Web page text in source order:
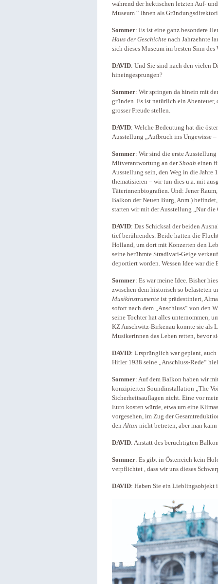
während der hektischen letzten Auf-
Museum “ Ihnen als
Sommer: Es ist eine ganz besondere
Haus der Geschichte nach Jahrzehnte
sich dieses Museum im besten Sinn
DAVID: Und Sie sind nach den vielen
hineingesprungen?
Sommer: Wir springen da hinein mit
gründen. Es ist natürlich ein
grosser Freude stellen.
DAVID: Welche Bedeutung hat die
Ausstellung „Aufbruch ins Ungewisse –
Sommer: Wir sind die erste
Mitverantwortung an derShoah einen
Ausstellung sein, den Weg in die Jahre
thematisieren – wir tun dies u.a. mit
Täterinnenbiografien. Und: Jener
Balkon der Neuen Burg, Anm.)
starten wir mit der Ausstellung „Nur
DAVID: Das Schicksal der beiden
tief berührendes. Beide hatten die
Holland, um dort mit Konzerten den
seine berühmte Stradivari-Geige
deportiert worden. Wessen Idee war die
Sommer: Es war meine Idee. Bisher
zwischen dem historisch so belasteten
Musikinstrumente ist prädestiniert,
sofort nach dem „Anschluss“ von den
seine Tochter hat alles unternommen,
KZ Auschwitz-Birkenau konnte sie als
Musikerinnen das Leben retten, bevor
DAVID: Ursprünglich war geplant,
Hitler 1938 seine „Anschluss-Rede“
Sommer: Auf dem Balkon haben wir
konzipierten Soundinstallation „The
Sicherheitsauflagen nicht. Eine vor
Euro kosten würde, etwa um eine
vorgesehen, im Zug der
denAltan nicht betreten, aber man
DAVID: Anstatt des berüchtigten
Sommer: Es gibt in Österreich kein
verpflichtet , dass wir uns dieses
DAVID: Haben Sie ein Lieblingsobjekt